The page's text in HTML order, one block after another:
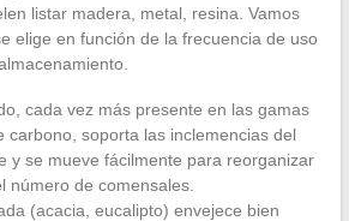
listar madera, metal, resina. Vamos
elige en función de la frecuencia de uso
cada vez más presente en las gamas
carbono, soporta las inclemencias del
y se mueve fácilmente para reorganizar
número de comensales.
(acacia, eucalipto) envejece bien